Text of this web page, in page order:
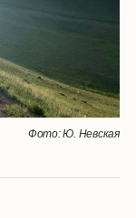
Фото: Ю. Невская